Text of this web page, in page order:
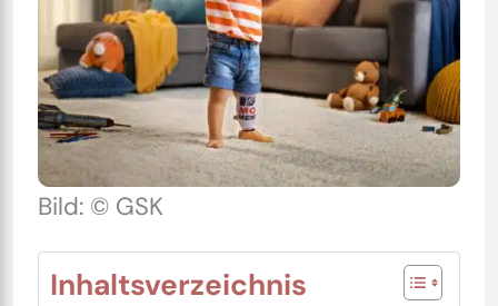
Bild: © GSK
Inhaltsverzeichnis